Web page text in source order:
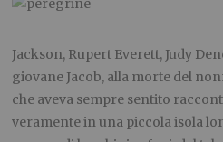
Jackson, Rupert Everett, Judy
giovane Jacob, alla morte del
che aveva sempre sentito
veramente in una piccola isola